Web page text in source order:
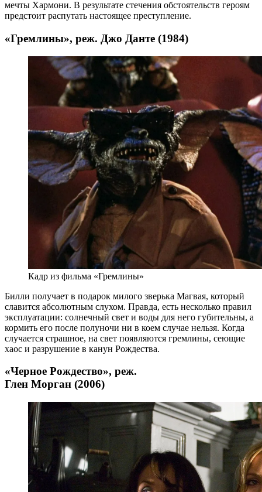
мечты Хармони. В результате стечения обстоятельств героям
предстоит распутать настоящее преступление.
«Гремлины», реж. Джо Данте (1984)
Кадр из фильма «Гремлины»
Билли получает в подарок милого зверька Магвая, который
славится абсолютным слухом. Правда, есть несколько правил
эксплуатации: солнечный свет и воды для него губительны, а
кормить его после полуночи ни в коем случае нельзя. Когда
случается страшное, на свет появляются гремлины, сеющие
хаос и разрушение в канун Рождества.
«Черное Рождество», реж.
Глен Морган (2006)